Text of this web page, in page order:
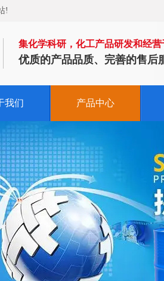
!
集化学科研，化工产品研发和经营
优质的产品品质、完善的售后
我们 产品中心